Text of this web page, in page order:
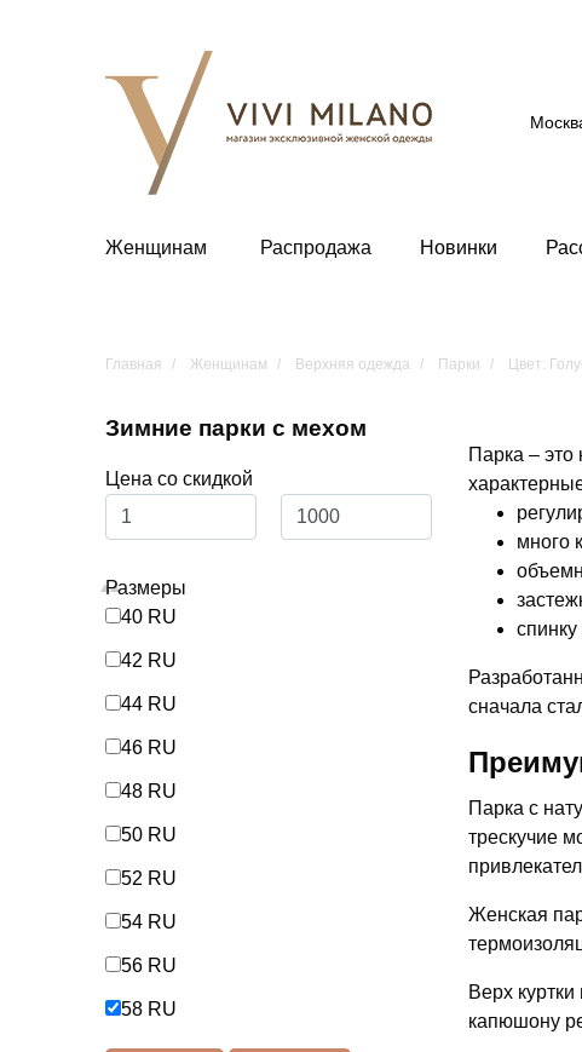
Женщинам Распродажа Новинки
Главная Женщинам Верхняя одежда Парки Цвет:
Зимние парки с мехом
Цена со скидкой
Размеры
40 RU
42 RU
44 RU
46 RU
48 RU
50 RU
52 RU
54 RU
56 RU
58 RU
Парка –
много
сначала
Парка с
трескучие
Женская
Верх
капюшону